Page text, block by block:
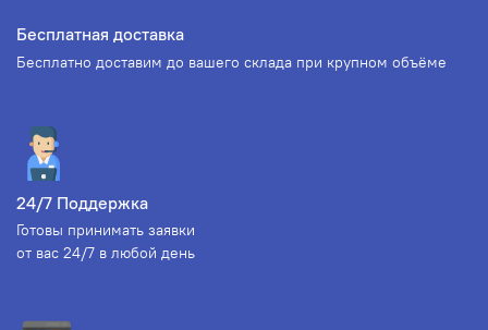
Бесплатная доставка
Бесплатно доставим до вашего склада при крупном объёме
24/7 Поддержка
Готовы принимать заявки
от вас 24/7 в любой день